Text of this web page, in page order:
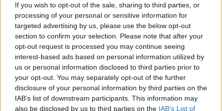
If you wish to opt-out of the sale, sharing to third parties, or
processing of your personal or sensitive information for
targeted advertising by us, please use the below opt-out
section to confirm your selection. Please note that after your
opt-out request is processed you may continue seeing
interest-based ads based on personal information utilized by
us or personal information disclosed to third parties prior to
your opt-out. You may separately opt-out of the further
disclosure of your personal information by third parties on the
IAB’s list of downstream participants. This information may
also be disclosed by us to third parties on the IAB’s List of
УЧК...
УЛЦИЊ Е АЛБАНСКИ, ЌЕ ГО
ОСЛОБОДИМЕ- Скандалозна
објава на вицепремиерот на
Црна Гора
ТЕМПЕРАТУРАТА ВО СРЕДА ЌЕ
БИДЕ ЗА НА ЛЕКАР, а потоа...
Северна Кореја и Русија градат
мистериозен мост